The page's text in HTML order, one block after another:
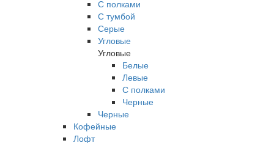
С полками
С тумбой
Серые
Угловые
Угловые
Белые
Левые
С полками
Черные
Черные
Кофейные
Лофт